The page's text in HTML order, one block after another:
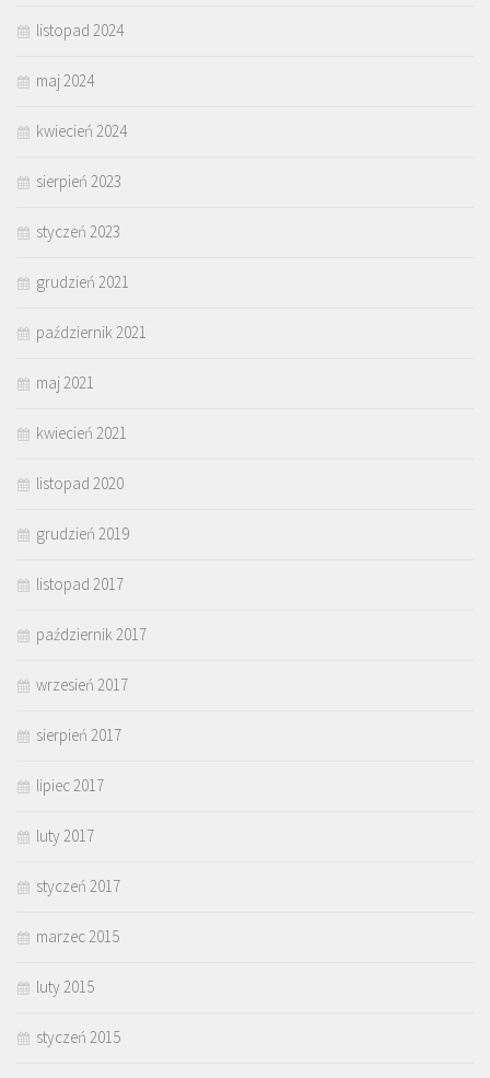
listopad 2024
maj 2024
kwiecień 2024
sierpień 2023
styczeń 2023
grudzień 2021
październik 2021
maj 2021
kwiecień 2021
listopad 2020
grudzień 2019
listopad 2017
październik 2017
wrzesień 2017
sierpień 2017
lipiec 2017
luty 2017
styczeń 2017
marzec 2015
luty 2015
styczeń 2015